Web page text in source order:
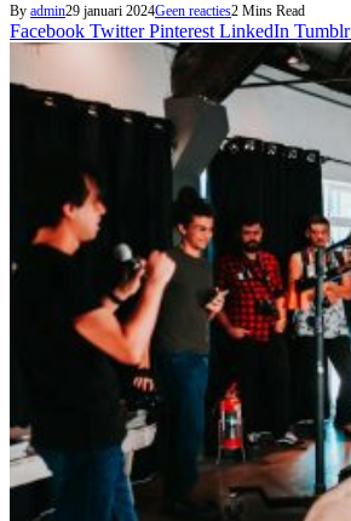
By admin29 januari 2024Geen reacties2 Mins Read
Facebook Twitter Pinterest LinkedIn Tumblr